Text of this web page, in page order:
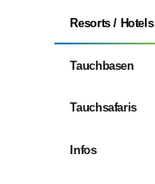
Resorts / Hotels
Tauchbasen
Tauchsafaris
Infos